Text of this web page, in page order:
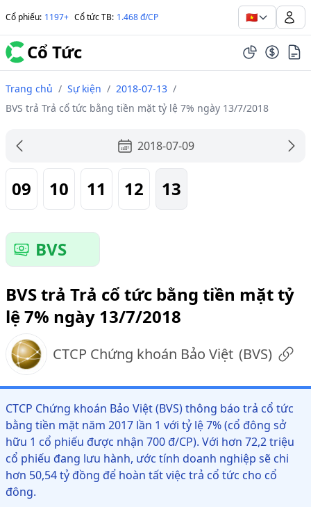
Cổ phiếu: 1197+ Cổ tức TB: 1.468 đ/CP 🇻🇳
Cổ Tức
Trang chủ / Sự kiện / 2018-07-13 /
BVS trả Trả cổ tức bằng tiền mặt tỷ lệ 7% ngày 13/7/2018
2018-07-09
09 10 11 12 13
BVS
BVS trả Trả cổ tức bằng tiền mặt tỷ
lệ 7% ngày 13/7/2018
CTCP Chứng khoán Bảo Việt (BVS)
CTCP Chứng khoán Bảo Việt (BVS) thông báo trả cổ tức
bằng tiền mặt năm 2017 lần 1 với tỷ lệ 7% (cổ đông sở
hữu 1 cổ phiếu được nhận 700 đ/CP). Với hơn 72,2 triệu
cổ phiếu đang lưu hành, ước tính doanh nghiệp sẽ chi
hơn 50,54 tỷ đồng để hoàn tất việc trả cổ tức cho cổ
đông.